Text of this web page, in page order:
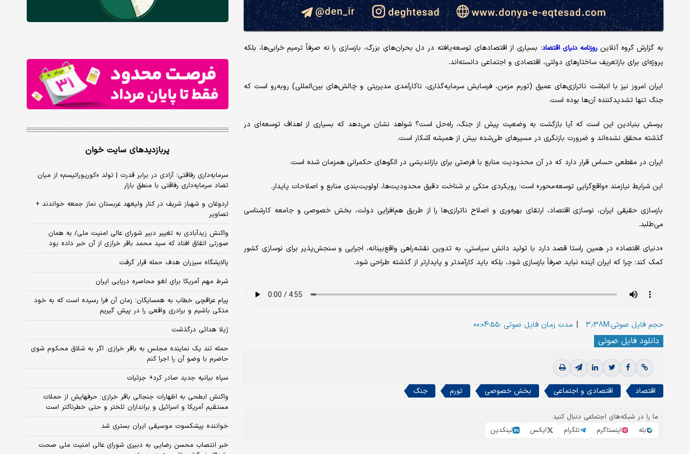
به گزارش گروه آنلاینروزنامه دنیای اقتصاد؛ بسیاری از اقتصادهای توسعه‌یافته در دل بحران‌های بزرگ، بازسازی را نه صرفاً ترمیم خرابی‌ها، بلکه
پروژه‌ای برای بازتعریف ساختارهای دولتی، اقتصادی و اجتماعی دانسته‌اند.
ایران امروز نیز با انباشت ناترازی‌های عمیق (تورم مزمن، فرسایش سرمایه‌گذاری، ناکارآمدی مدیریتی و چالش‌های بین‌المللی) روبه‌رو است که
جنگ تنها تشدیدکننده آن‌ها بوده است.
پرسش بنیادین این است که آیا بازگشت به وضعیت پیش از جنگ، راه‌حل است؟ شواهد نشان می‌دهد که بسیاری از اهداف توسعه‌ای در
گذشته محقق نشده‌اند و ضرورت بازنگری در مسیرهای طی‌شده بیش از همیشه آشکار است.
ایران در مقطعی حساس قرار دارد که در آن محدودیت منابع با فرصتی برای بازاندیشی در الگوهای حکمرانی همزمان شده است.
این شرایط نیازمند «واقع‌گرایی توسعه‌محور» است؛ رویکردی متکی بر شناخت دقیق محدودیت‌ها، اولویت‌بندی منابع و اصلاحات پایدار.
بازسازی حقیقی ایران، نوسازی اقتصاد، ارتقای بهره‌وری و اصلاح ناترازی‌ها را از طریق هم‌افزایی دولت، بخش خصوصی و جامعه کارشناسی
می‌طلبد.
«دنیای اقتصاد» در همین راستا قصد دارد با تولید دانش سیاستی، به تدوین نقشه‌راهی واقع‌بینانه، اجرایی و سنجش‌پذیر برای نوسازی کشور
کمک کند؛ چرا که ایران آینده نباید صرفاً بازسازی شود، بلکه باید کارآمدتر و پایدارتر از گذشته طراحی شود.
حجم فایل صوتی:3.38M | مدت زمان فایل صوتی :00:04:55
دانلود فایل صوتی
اقتصاد اقتصادی و اجتماعی بخش خصوصی تورم جنگ
ما را در شبکه‌های اجتماعی دنبال کنید
بله
اینستاگرم تلگرام ایکس لینکدین
پربازدیدهای سایت خوان
سرمایه‌داری رفاقتی؛ آزادی در برابر قدرت | تولد «کورپوراتیسم» از میان
تضاد سرمایه‌داری رفاقتی با منطق بازار
اردوغان و شهباز شریف در کنار ولیعهد عربستان نماز جمعه خواندند +
تصاویر
واکنش زیدآبادی به تغییر دبیر شورای عالی امنیت ملی/ به همان
صورتی اتفاق افتاد که سید محمد باقر خرازی از آن خبر داده بود
پالایشگاه سیزران هدف حمله قرار گرفت
شرط مهم آمریکا برای لغو محاصره دریایی ایران
پیام عراقچی خطاب به همسایگان؛ زمان آن فرا رسیده است که به خود
متکی باشیم و برادری واقعی را در پیش گیریم
ژیلا هدائی درگذشت
حمله تند یک نماینده مجلس به باقر خرازی: اگر به شلاق محکوم شوی
حاضرم با وضو آن را اجرا کنم
سپاه بیانیه جدید صادر کرد+ جزئیات
واکنش ابطحی به اظهارات جنجالی باقر خرازی؛ حرفهایش از حملات
مستقیم آمریکا و اسرائیل و براندازان تلختر و حتی خطرناکتر است
خواننده پیشکسوت موسیقی ایران بستری شد
خبر انتصاب محسن رضایی به دبیری شورای عالی امنیت ملی صحت